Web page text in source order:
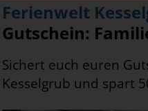
Ferienwelt
Gutschein:
Sichert euch euren
Kesselgrub und spart